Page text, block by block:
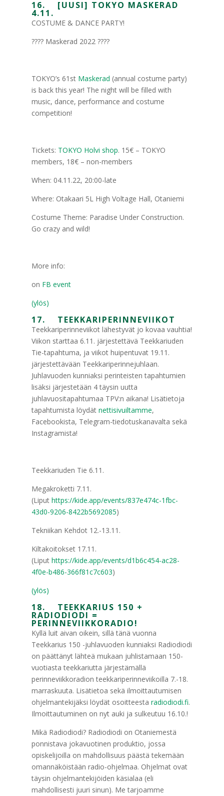
16. [UUSI] TOKYO MASKERAD
4.11.
COSTUME & DANCE PARTY!
???? Maskerad 2022 ????
TOKYO’s 61st Maskerad (annual costume party)
is back this year! The night will be filled with
music, dance, performance and costume
competition!
Tickets: TOKYO Holvi shop. 15€ – TOKYO
members, 18€ – non-members
When: 04.11.22, 20:00-late
Where: Otakaari 5L High Voltage Hall, Otaniemi
Costume Theme: Paradise Under Construction.
Go crazy and wild!
More info:
on FB event
(ylös)
17. TEEKKARIPERINNEVIIKOT
Teekkariperinneviikot lähestyvät jo kovaa vauhtia!
Viikon starttaa 6.11. järjestettävä Teekkariuden
Tie-tapahtuma, ja viikot huipentuvat 19.11.
järjestettävään Teekkariperinnejuhlaan.
Juhlavuoden kunniaksi perinteisten tapahtumien
lisäksi järjestetään 4 täysin uutta
juhlavuositapahtumaa TPV:n aikana! Lisätietoja
tapahtumista löydät nettisivuiltamme,
Facebookista, Telegram-tiedotuskanavalta sekä
Instagramista!
Teekkariuden Tie 6.11.
Megakroketti 7.11.
(Liput https://kide.app/events/837e474c-1fbc-
43d0-9206-8422b5692085)
Tekniikan Kehdot 12.-13.11.
Kiltakoitokset 17.11.
(Liput https://kide.app/events/d1b6c454-ac28-
4f0e-b486-366f81c7c603)
(ylös)
18. TEEKKARIUS 150 +
RADIODIODI =
PERINNEVIIKKORADIO!
Kyllä luit aivan oikein, sillä tänä vuonna
Teekkarius 150 -juhlavuoden kunniaksi Radiodiodi
on päättänyt lähteä mukaan juhlistamaan 150-
vuotiasta teekkariutta järjestämällä
perinneviikkoradion teekkariperinneviikoilla 7.-18.
marraskuuta. Lisätietoa sekä ilmoittautumisen
ohjelmantekijäksi löydät osoitteesta radiodiodi.fi.
Ilmoittautuminen on nyt auki ja sulkeutuu 16.10.!
Mikä Radiodiodi? Radiodiodi on Otaniemestä
ponnistava jokavuotinen produktio, jossa
opiskelijoilla on mahdollisuus päästä tekemään
omannäköistään radio-ohjelmaa. Ohjelmat ovat
täysin ohjelmantekijöiden käsialaa (eli
mahdollisesti juuri sinun). Me tarjoamme